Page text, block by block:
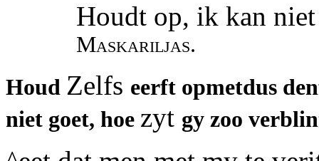
Houdt op, ik kan
Maskariljas.
Houd Zelfs eerft opmetdus
niet goet, hoe zyt gy zoo